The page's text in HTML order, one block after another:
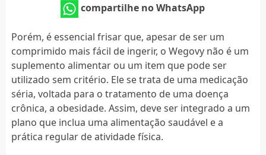
compartilhe no WhatsApp
Porém, é essencial frisar que, apesar de ser um
comprimido mais fácil de ingerir, o Wegovy não é um
suplemento alimentar ou um item que pode ser
utilizado sem critério. Ele se trata de uma medicação
séria, voltada para o tratamento de uma doença
crônica, a obesidade. Assim, deve ser integrado a um
plano que inclua uma alimentação saudável e a
prática regular de atividade física.